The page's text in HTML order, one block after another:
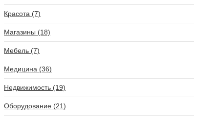
Красота (7)
Магазины (18)
Мебель (7)
Медицина (36)
Недвижимость (19)
Оборудование (21)